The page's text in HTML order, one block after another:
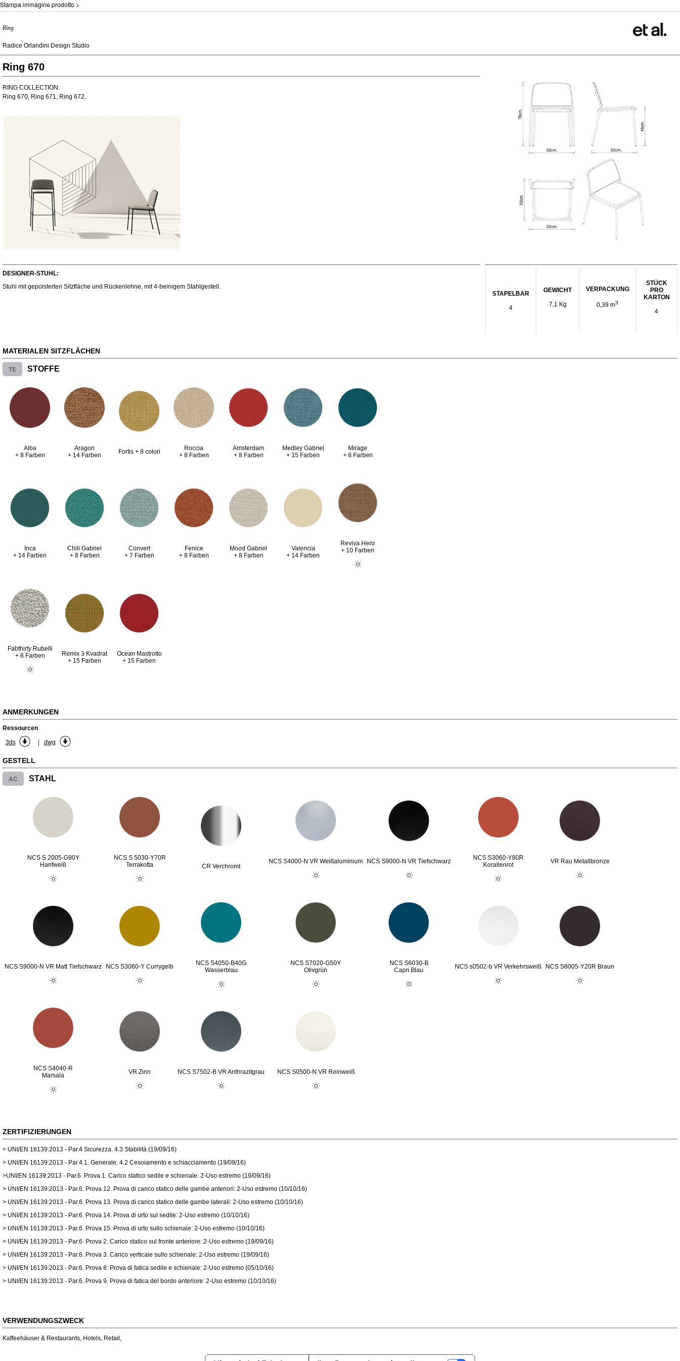
Stampa immagine prodotto >
Ring
Radice Orlandini Design Studio
Ring 670
RING COLLECTION:
Ring 670, Ring 671, Ring 672,
DESIGNER-STUHL:
Stuhl mit gepolsterten Sitzfläche und Rückenlehne, mit 4-beinigem Stahlgestell.
STAPELBAR
4
GEWICHT
7,1 Kg
VERPACKUNG
0,39 m3
STÜCK
PRO
KARTON
4
MATERIALEN SITZFLÄCHEN
TE STOFFE
Alba
+ 8 Farben
Aragon
+ 14 Farben
Fortis + 8 colori
Roccia
+ 8 Farben
Amsterdam
+ 8 Farben
Medley Gabriel
+ 15 Farben
Mirage
+ 8 Farben
Inca
+ 14 Farben
Chili Gabriel
+ 8 Farben
Convert
+ 7 Farben
Fenice
+ 8 Farben
Mood Gabriel
+ 8 Farben
Valencia
+ 14 Farben
Reviva Hero
+ 10 Farben
Fabthirty Rubelli
+ 8 Farben
Remix 3 Kvadrat
+ 15 Farben
Ocean Mastrotto
+ 15 Farben
ANMERKUNGEN
Ressourcen
3ds
| dwg
GESTELL
AC STAHL
NCS S 2005-G90Y
Hanfweiß
NCS S 5030-Y70R
Terrakotta
CR Verchromt
NCS S4000-N VR Weißaluminium NCS S9000-N VR Tiefschwarz
NCS S3060-Y80R
Korallenrot
VR Rau Metallbronze
NCS S9000-N VR Matt Tiefschwarz NCS S3060-Y Currygelb
NCS S4050-B40G
Wasserblau
NCS S7020-G50Y
Olivgrün
NCS S6030-B
Capri Blau
NCS s0502-b VR Verkehrsweiß NCS S8005-Y20R Braun
NCS S4040-R
Marsala
VR Zinn NCS S7502-B VR Anthrazitgrau NCS S0500-N VR Reinweiß
ZERTIFIZIERUNGEN
> UNI/EN 16139:2013 - Par.4 Sicurezza. 4.3 Stabilità (19/09/16)
> UNI/EN 16139:2013 - Par.4.1. Generale. 4.2 Cesoiamento e schiacciamento (19/09/16)
>UNI/EN 16139:2013 - Par.6. Prova 1. Carico statico sedile e schienale: 2-Uso estremo (19/09/16)
> UNI/EN 16139:2013 - Par.6. Prova 12. Prova di carico statico delle gambe anteriori: 2-Uso estremo (10/10/16)
> UNI/EN 16139:2013 - Par.6. Prova 13. Prova di carico statico delle gambe laterali: 2-Uso estremo (10/10/16)
> UNI/EN 16139:2013 - Par.6. Prova 14. Prova di urto sul sedile: 2-Uso estremo (10/10/16)
> UNI/EN 16139:2013 - Par.6. Prova 15. Prova di urto sullo schienale: 2-Uso estremo (10/10/16)
> UNI/EN 16139:2013 - Par.6. Prova 2. Carico statico sul fronte anteriore: 2-Uso estremo (19/09/16)
> UNI/EN 16139:2013 - Par.6. Prova 3. Carico verticale sullo schienale: 2-Uso estremo (19/09/16)
> UNI/EN 16139:2013 - Par.6. Prova 8. Prova di fatica sedile e schienale: 2-Uso estremo (05/10/16)
> UNI/EN 16139:2013 - Par.6. Prova 9. Prova di fatica del bordo anteriore: 2-Uso estremo (10/10/16)
VERWENDUNGSZWECK
Kaffeehäuser & Restaurants, Hotels, Retail ,